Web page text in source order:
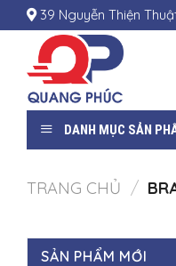
to
content
39 Nguyễn Thiện
DANH MỤC SẢN
TRANG CHỦ /
SẢN PHẨM MỚI